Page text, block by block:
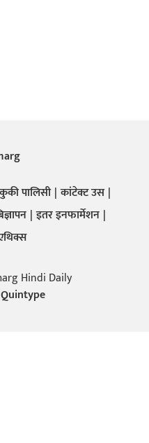
कुकी पालिसी कांटेक्ट उस
इतर इनफार्मेशन
Hindi Daily
Quintype